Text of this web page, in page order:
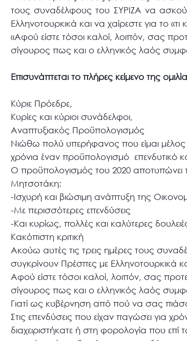
τους συναδέλφους του ΣΥΡΙΖΑ να
Ελληνοτουρκικά και να χαίρεστε για το «τι
«Αφού είστε τόσοι καλοί, λοιπόν, σας
σίγουρος πως και ο ελληνικός λαός
Επισυνάπτεται το πλήρες κείμενο της
Kύριε Πρόεδρε,
Κυρίες και κύριοι συνάδελφοι,
Αναπτυξιακός Προϋπολογισμός
Νιώθω πολύ υπερήφανος που είμαι
χρόνια έναν προϋπολογισμό επενδυτικό
O προϋπολογισμός του 2020 αποτυπώνει
Μητσοτάκη:
-Ισχυρή και βιώσιμη ανάπτυξη της
-Με περισσότερες επενδύσεις
-Και κυρίως, πολλές και καλύτερες
Κακόπιστη κριτική
Ακούω αυτές τις τρεις ημέρες τους
συγκρίνουν Πρέσπες με Ελληνοτουρκικά
Αφού είστε τόσοι καλοί, λοιπόν, σας
σίγουρος πως και ο ελληνικός λαός
Γιατί ως κυβέρνηση από πού να σας
Στις επενδύσεις που είχαν παγώσει για
διαχειριστήκατε ή στη φορολογία που